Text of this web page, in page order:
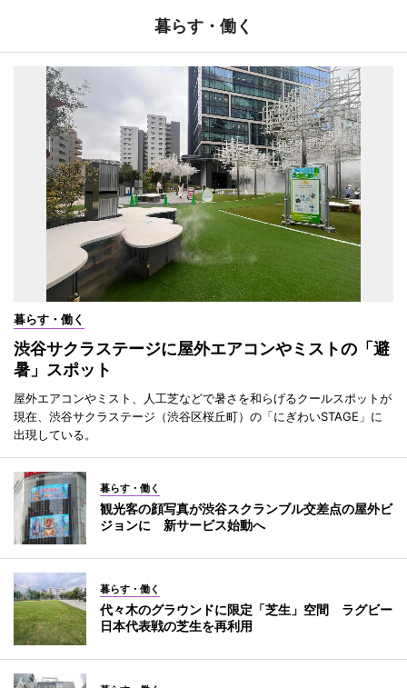
暮らす・働く
暮らす・働く
渋谷サクラステージに屋外エアコンやミストの「避
暑」スポット
屋外エアコンやミスト、人工芝などで暑さを和らげるクールスポットが
現在、渋谷サクラステージ（渋谷区桜丘町）の「にぎわいSTAGE」に
出現している。
暮らす・働く
観光客の顔写真が渋谷スクランブル交差点の屋外ビ
ジョンに 新サービス始動へ
暮らす・働く
代々木のグラウンドに限定「芝生」空間 ラグビー
日本代表戦の芝生を再利用